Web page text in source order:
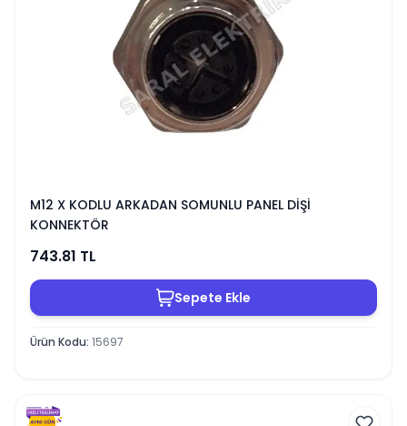
M12 X KODLU ARKADAN SOMUNLU PANEL DİŞİ
KONNEKTÖR
743.81 TL
Sepete Ekle
Ürün Kodu: 15697